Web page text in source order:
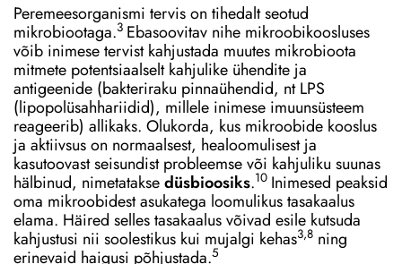
Peremeesorganismi tervis on tihedalt seotud
mikrobiootaga.3 Ebasoovitav nihe mikroobikoosluses
võib inimese tervist kahjustada muutes mikrobioota
mitmete potentsiaalselt kahjulike ühendite ja
antigeenide (bakteriraku pinnaühendid, nt LPS
(lipopolüsahhariidid), millele inimese imuunsüsteem
reageerib) allikaks. Olukorda, kus mikroobide kooslus
ja aktiivsus on normaalsest, healoomulisest ja
kasutoovast seisundist probleemse või kahjuliku suunas
hälbinud, nimetataksedüsbioosiks.10 Inimesed peaksid
oma mikroobidest asukatega loomulikus tasakaalus
elama. Häired selles tasakaalus võivad esile kutsuda
kahjustusi nii soolestikus kui mujalgi kehas3,8 ning
erinevaid haigusi põhjustada.5